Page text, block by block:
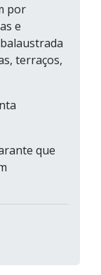
por
e
terraços,
que